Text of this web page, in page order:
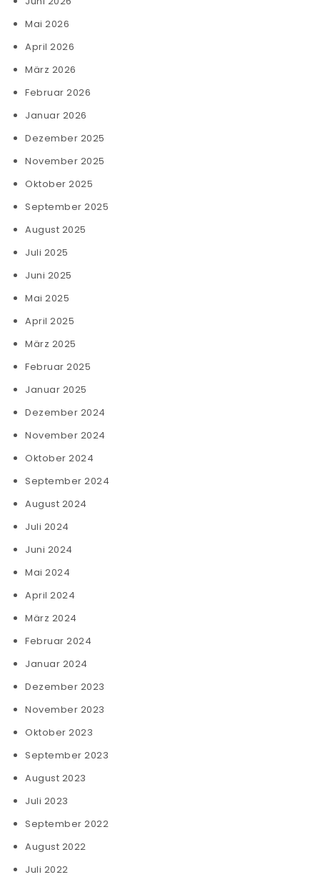
Mai 2026
April 2026
März 2026
Februar 2026
Januar 2026
Dezember 2025
November 2025
Oktober 2025
September 2025
August 2025
Juli 2025
Juni 2025
Mai 2025
April 2025
März 2025
Februar 2025
Januar 2025
Dezember 2024
November 2024
Oktober 2024
September 2024
August 2024
Juli 2024
Juni 2024
Mai 2024
April 2024
März 2024
Februar 2024
Januar 2024
Dezember 2023
November 2023
Oktober 2023
September 2023
August 2023
Juli 2023
September 2022
August 2022
Juli 2022